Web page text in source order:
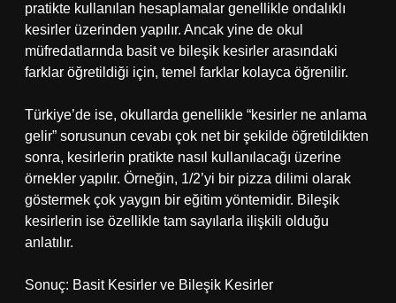
pratikte kullanılan hesaplamalar genellikle ondalıklı
kesirler üzerinden yapılır. Ancak yine de okul
müfredatlarında basit ve bileşik kesirler arasındaki
farklar öğretildiği için, temel farklar kolayca öğrenilir.
Türkiye’de ise, okullarda genellikle “kesirler ne anlama
gelir” sorusunun cevabı çok net bir şekilde öğretildikten
sonra, kesirlerin pratikte nasıl kullanılacağı üzerine
örnekler yapılır. Örneğin, 1/2’yi bir pizza dilimi olarak
göstermek çok yaygın bir eğitim yöntemidir. Bileşik
kesirlerin ise özellikle tam sayılarla ilişkili olduğu
anlatılır.
Sonuç: Basit Kesirler ve Bileşik Kesirler